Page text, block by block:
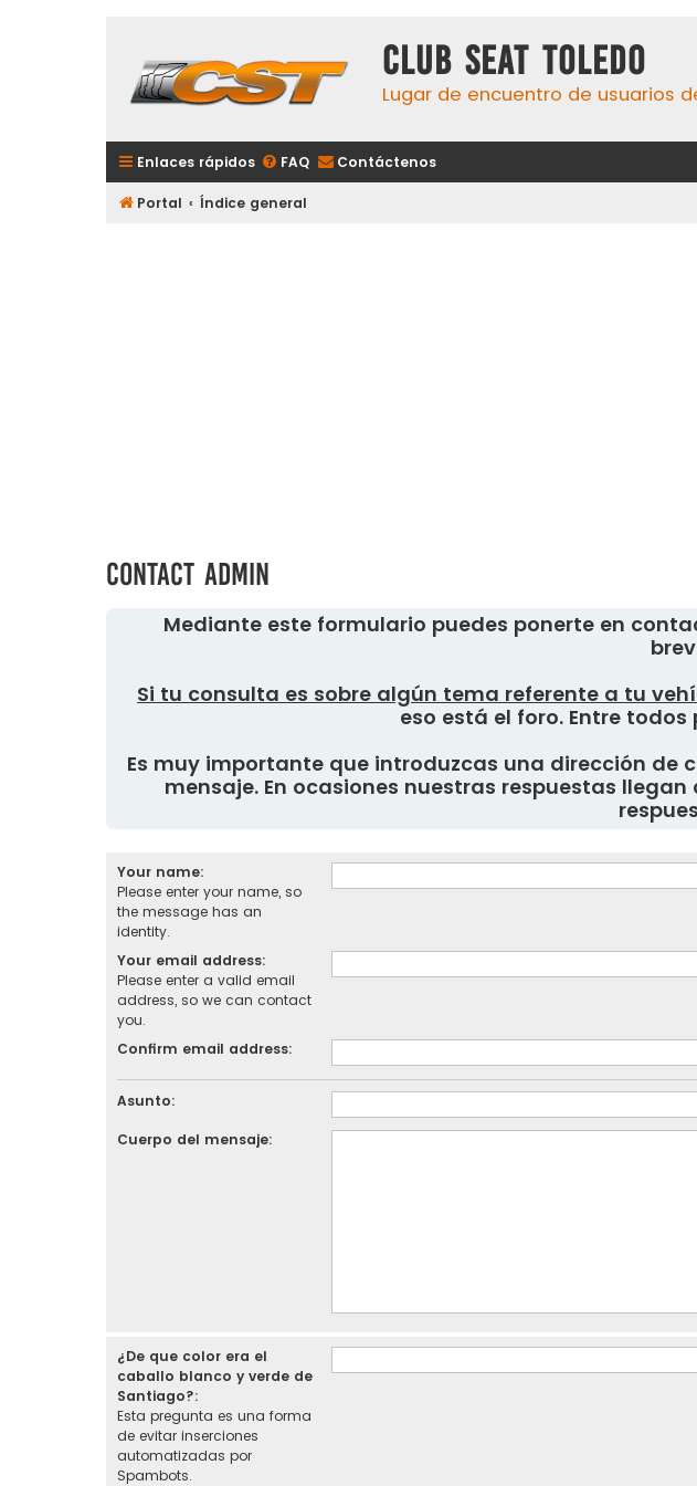
Club Seat Toledo
Lugar de encuentro de usuarios
Enlaces rápidos FAQ Contáctenos
Portal Índice general
Contact Admin
Mediante este formulario puedes ponerte en
Si tu consulta es sobre algún tema referente a tu
eso está el foro. Entre
Es muy importante que introduzcas una dirección de
mensaje. En ocasiones nuestras respuestas
Your name:
Please enter your name, so
the message has an
identity.
Your email address:
Please enter a valid email
address, so we can contact
you.
Confirm email address:
Asunto:
Cuerpo del mensaje:
¿De que color era el
caballo blanco y verde de
Santiago?:
Esta pregunta es una forma
de evitar inserciones
automatizadas por
Spambots.